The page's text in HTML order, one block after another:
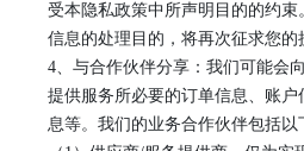
受本隐私政策中所声明目的的约束
信息的处理目的，将再次征求您的
4、 与合作伙伴分享：我们可能会
提供服务所必要的订单信息、账户
息等。我们的业务合作伙伴包括以